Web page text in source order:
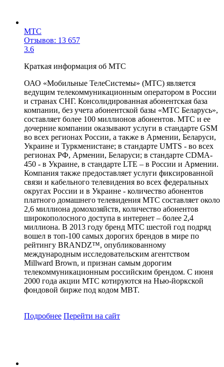
МТС
Отзывов: 13 657
3.6
Краткая информация об МТС
ОАО «Мобильные ТелеСистемы» (МТС) является
ведущим телекоммуникационным оператором в России
и странах СНГ. Консолидированная абонентская база
компании, без учета абонентской базы «МТС Беларусь»,
составляет более 100 миллионов абонентов. МТС и ее
дочерние компании оказывают услуги в стандарте GSM
во всех регионах России, а также в Армении, Беларуси,
Украине и Туркменистане; в стандарте UMTS - во всех
регионах РФ, Армении, Беларуси; в стандарте CDMA-
450 - в Украине, в стандарте LTE – в России и Армении.
Компания также предоставляет услуги фиксированной
связи и кабельного телевидения во всех федеральных
округах России и в Украине - количество абонентов
платного домашнего телевидения МТС составляет около
2,6 миллиона домохозяйств, количество абонентов
широкополосного доступа в интернет – более 2,4
миллиона. В 2013 году бренд МТС шестой год подряд
вошел в топ-100 самых дорогих брендов в мире по
рейтингу BRANDZ™, опубликованному
международным исследовательским агентством
Millward Brown, и признан самым дорогим
телекоммуникационным российским брендом. С июня
2000 года акции МТС котируются на Нью-йоркской
фондовой бирже под кодом MBT.
Подробнее Перейти на сайт